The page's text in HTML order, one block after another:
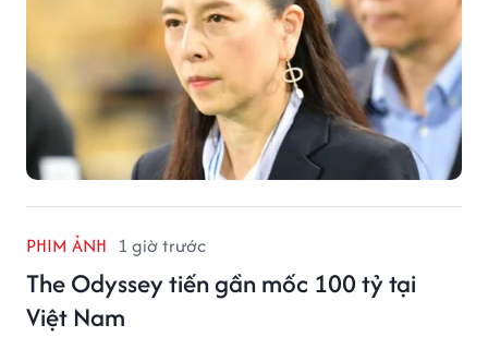
PHIM ẢNH 1 giờ trước
The Odyssey tiến gần mốc 100 tỷ tại
Việt Nam